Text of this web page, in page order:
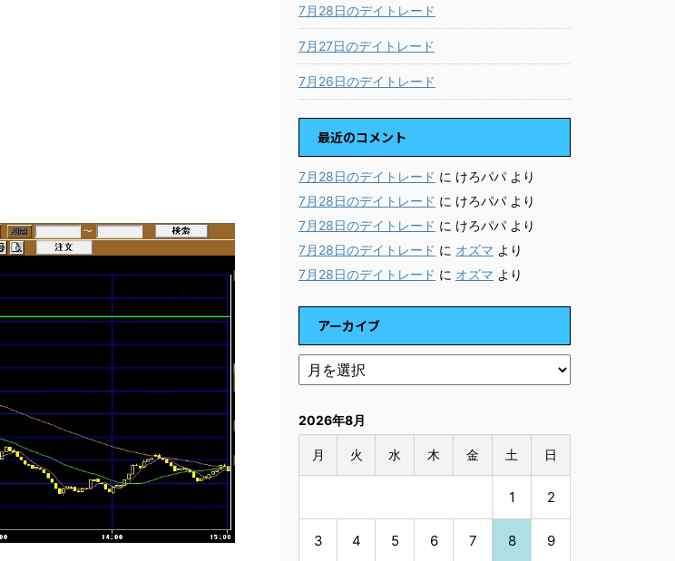
7月28日のデイトレード
7月27日のデイトレード
7月26日のデイトレード
最近のコメント
7月28日のデイトレード に けろパパ より
7月28日のデイトレード に けろパパ より
7月28日のデイトレード に けろパパ より
7月28日のデイトレード に オズマ より
7月28日のデイトレード に オズマ より
アーカイブ
2026年8月
月 火 水 木 金 土 日
1 2
3 4 5 6 7 8 9